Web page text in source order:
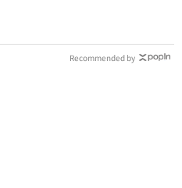
Recommended by